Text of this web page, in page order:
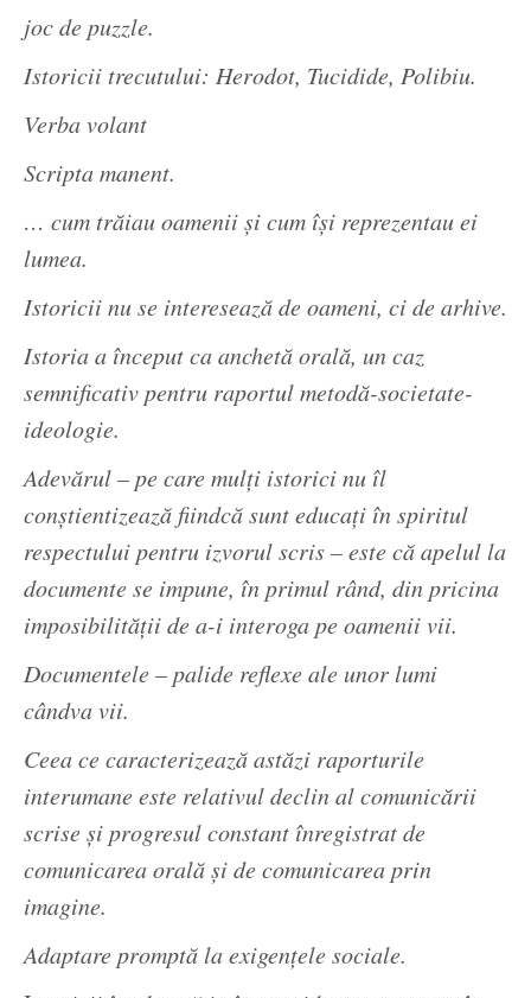
joc de puzzle.
Istoricii trecutului: Herodot, Tucidide, Polibiu.
Verba volant
Scripta manent.
… cum trăiau oamenii și cum își reprezentau ei
lumea.
Istoricii nu se interesează de oameni, ci de arhive.
Istoria a început ca anchetă orală, un caz
semnificativ pentru raportul metodă-societate-
ideologie.
Adevărul – pe care mulți istorici nu îl
conștientizează fiindcă sunt educați în spiritul
respectului pentru izvorul scris – este că apelul la
documente se impune, în primul rând, din pricina
imposibilității de a-i interoga pe oamenii vii.
Documentele – palide reflexe ale unor lumi
cândva vii.
Ceea ce caracterizează astăzi raporturile
interumane este relativul declin al comunicării
scrise și progresul constant înregistrat de
comunicarea orală și de comunicarea prin
imagine.
Adaptare promptă la exigențele sociale.